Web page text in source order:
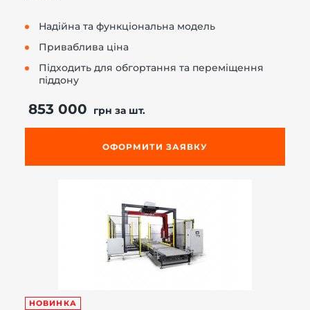
Надійна та функціональна модель
Приваблива ціна
Підходить для обгортання та переміщення
піддону
853 000 грн за шт.
ОФОРМИТИ ЗАЯВКУ
НОВИНКА